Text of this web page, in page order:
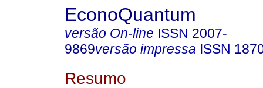
EconoQuantum
versão On-line ISSN 2007-
9869versão impressa ISSN
Resumo